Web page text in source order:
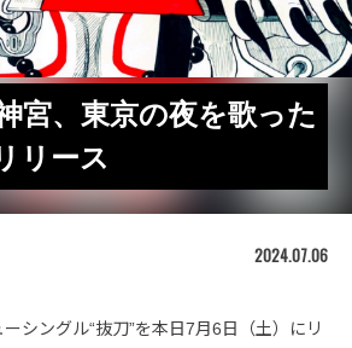
宮、東京の夜を歌った
リース
2024.07.06
シングル“抜刀”を本日7月6日（土）にリ